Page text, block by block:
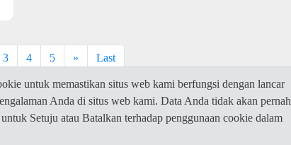
3 4 5 » Last
untuk memastikan situs web kami berfungsi dengan lancar
Anda di situs web kami. Data Anda tidak akan pernah
Setuju atau Batalkan terhadap penggunaan cookie dalam
-Privacy Policy